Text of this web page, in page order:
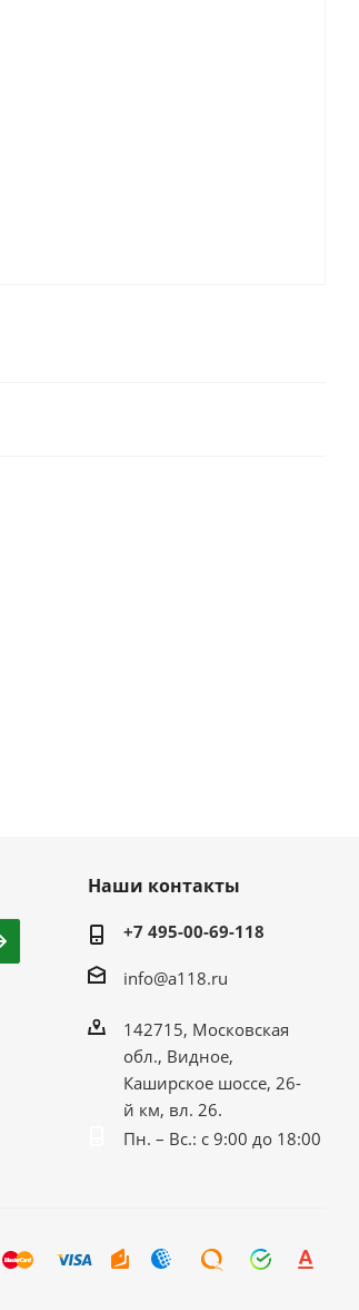
Наши контакты
+7 495-00-69-118
info@a118.ru
142715, Московская
обл., Видное,
Каширское шоссе, 26-
й км, вл. 26.
Пн. – Вс.: с 9:00 до 18:00